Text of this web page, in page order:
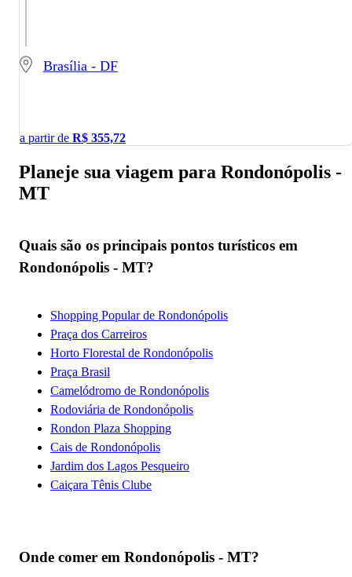
Brasília - DF
a partir de R$ 355,72
Planeje sua viagem para Rondonópolis -
MT
Quais são os principais pontos turísticos em
Rondonópolis - MT?
Shopping Popular de Rondonópolis
Praça dos Carreiros
Horto Florestal de Rondonópolis
Praça Brasil
Camelódromo de Rondonópolis
Rodoviária de Rondonópolis
Rondon Plaza Shopping
Cais de Rondonópolis
Jardim dos Lagos Pesqueiro
Caiçara Tênis Clube
Onde comer em Rondonópolis - MT?